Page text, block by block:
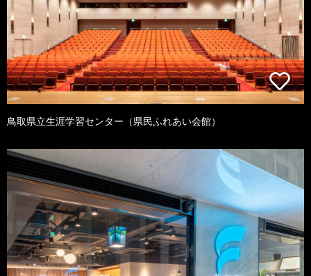
鳥取県立生涯学習センター（県民ふれあい会館）